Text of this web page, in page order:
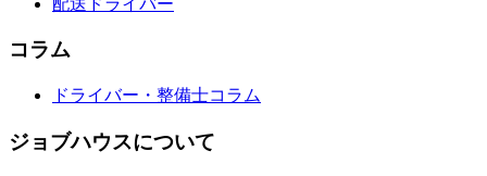
コラム
ドライバー・整備士コラム
ジョブハウスについて